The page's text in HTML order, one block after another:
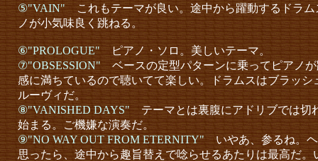
⑤"VAIN"これもテーマが良い。途中から躍動するドラム
ノが小気味良く跳ねる。
⑥"PROLOGUE"ピアノ・ソロ。美しいテーマ。
⑦"OBSESSION"ベースの定型パターンに乗ってピアノが
感に満ちているので聴いてて楽しい。ドラムスはブラッ
ルーヴィだ。
⑧"VANISHED DAYS"テーマとは裏腹にアドリブでは切
始まる。ご機嫌な演奏だ。
⑨"NO WAY OUT FROM ETERNITY"いやあ、参るね。ヘ
思ったら、途中から趣旨替えで唸らせるあたりは最高だ。